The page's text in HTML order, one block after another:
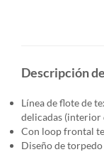
Descripción
Línea de flote de
delicadas
Con loop frontal
Diseño de